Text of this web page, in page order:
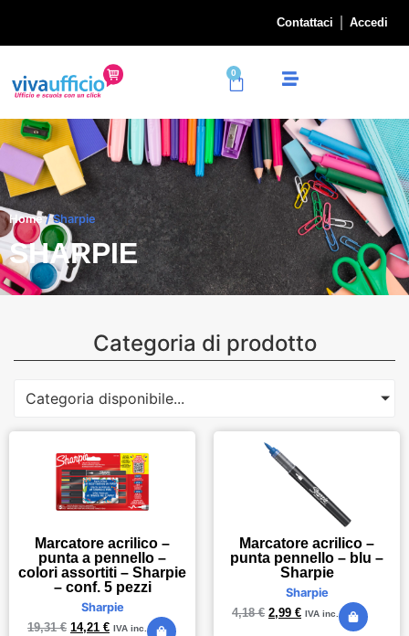
Contattaci Accedi
0
Home/ Sharpie
SHARPIE
Categoria di prodotto
Categoria disponibile...
Marcatore acrilico –
punta a pennello –
colori assortiti – Sharpie
– conf. 5 pezzi
Sharpie
19,31€ 14,21 € IVA inc.
Marcatore acrilico –
punta pennello – blu –
Sharpie
Sharpie
4,18€ 2,99 € IVA inc.